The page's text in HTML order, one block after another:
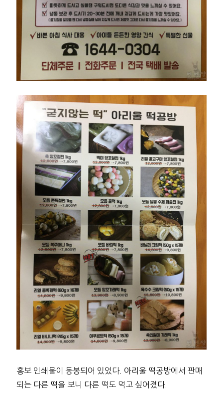
홍보 인쇄물이 동봉되어 있었다. 아리울 떡공방에서 판매
되는 다른 떡을 보니 다른 떡도 먹고 싶어졌다.